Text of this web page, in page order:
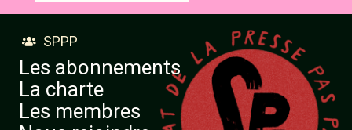
 SPPP
Les abonnements
La charte
Les membres